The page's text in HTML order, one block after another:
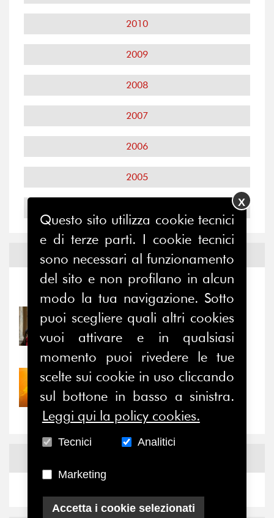
2010
2009
2008
2007
2006
2005
Notizie edEventi
Notizie
31/07/2026
Prima della pausa estiva,
il valore di...
30/07/2026
Nove anni dopo la
“grande cecità”: la...
Questo sito utilizza cookie tecnici
e di terze parti. I cookie tecnici
sono necessari al funzionamento
del sito e non profilano in alcun
modo la tua navigazione. Sotto
puoi scegliere quali altri cookies
vuoi attivare e in qualsiasi
momento puoi rivedere le tue
scelte sui cookie in uso cliccando
sul bottone in basso a sinistra.
Leggi qui la policy cookies.
Tecnici Analitici
Marketing
Accetta i cookie selezionati
X